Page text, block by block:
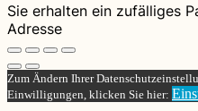
Sie erhalten ein zufälliges
Adresse
Zum Ändern Ihrer
Einwilligungen, klicken Sie hier: